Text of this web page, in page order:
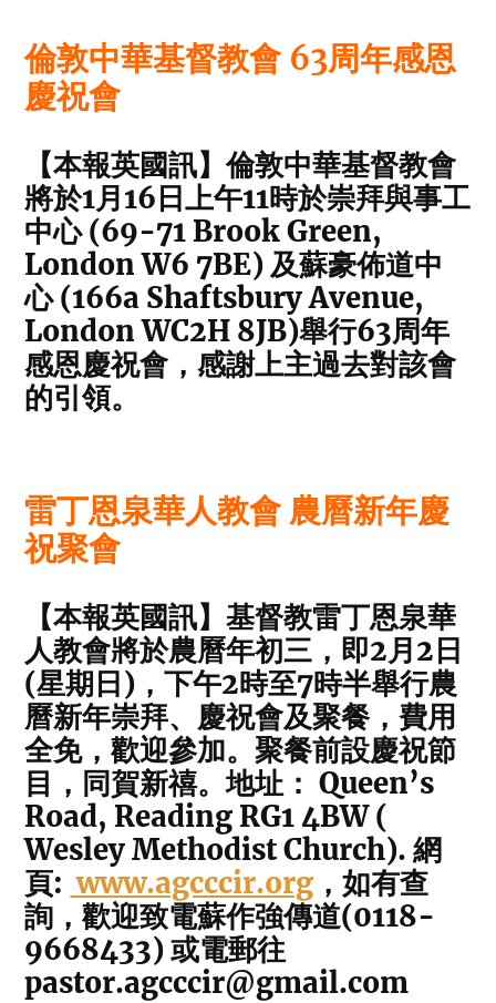
倫敦中華基督教會 63周年感恩
慶祝會
【本報英國訊】倫敦中華基督教會
將於1月16日上午11時於崇拜與事工
中心 (69-71 Brook Green,
London W6 7BE) 及蘇豪佈道中
心 (166a Shaftsbury Avenue,
London WC2H 8JB)舉行63周年
感恩慶祝會，感謝上主過去對該會
的引領。
雷丁恩泉華人教會 農曆新年慶
祝聚會
【本報英國訊】基督教雷丁恩泉華
人教會將於農曆年初三，即2月2日
(星期日)，下午2時至7時半舉行農
曆新年崇拜、慶祝會及聚餐，費用
全免，歡迎參加。聚餐前設慶祝節
目，同賀新禧。地址： Queen’s
Road, Reading RG1 4BW (
Wesley Methodist Church). 網
頁: www.agcccir.org ，如有查
詢，歡迎致電蘇作強傳道(0118-
9668433) 或電郵往
pastor.agcccir@gmail.com